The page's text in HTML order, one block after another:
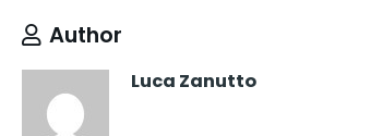
Author
Luca Zanutto